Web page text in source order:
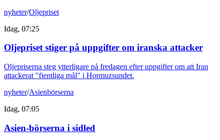
nyheter/Oljepriset
Idag, 07:25
Oljepriset stiger på uppgifter om iranska attacker
Oljepriserna steg ytterligare på fredagen efter uppgifter om att Iran
attackerat "fientliga mål" i Hormuzsundet.
nyheter/Asienbörserna
Idag, 07:05
Asien-börserna i sidled